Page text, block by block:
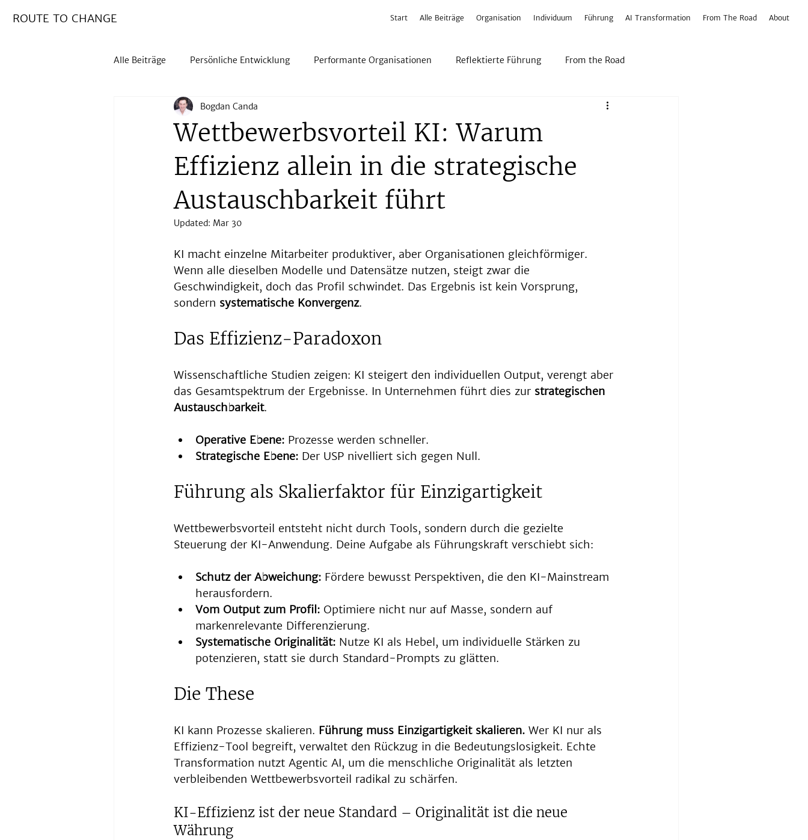
ROUTE TO CHANGE About
From The Road
AI Transformation
Führung
Individuum
Organisation
Alle Beiträge
Start
Alle Beiträge Persönliche Entwicklung Performante Organisationen Reflektierte Führung From the Road
AI Transformation
Wettbewerbsvorteil KI: Warum
Effizienz allein in die strategische
Austauschbarkeit führt
Bogdan Canda
Updated: Mar 30
KI macht einzelne Mitarbeiter produktiver, aber Organisationen gleichförmiger.
Wenn alle dieselben Modelle und Datensätze nutzen, steigt zwar die
Geschwindigkeit, doch das Profil schwindet. Das Ergebnis ist kein Vorsprung,
sondern systematische Konvergenz.
Das Effizienz-Paradoxon
Wissenschaftliche Studien zeigen: KI steigert den individuellen Output, verengt aber
das Gesamtspektrum der Ergebnisse. In Unternehmen führt dies zur strategischen
Austauschbarkeit.
Operative Ebene: Prozesse werden schneller.
Strategische Ebene: Der USP nivelliert sich gegen Null.
Führung als Skalierfaktor für Einzigartigkeit
Wettbewerbsvorteil entsteht nicht durch Tools, sondern durch die gezielte
Steuerung der KI-Anwendung. Deine Aufgabe als Führungskraft verschiebt sich:
Schutz der Abweichung: Fördere bewusst Perspektiven, die den KI-Mainstream
herausfordern.
Vom Output zum Profil: Optimiere nicht nur auf Masse, sondern auf
markenrelevante Differenzierung.
Systematische Originalität: Nutze KI als Hebel, um individuelle Stärken zu
potenzieren, statt sie durch Standard-Prompts zu glätten.
Die These
KI kann Prozesse skalieren. Führung muss Einzigartigkeit skalieren. Wer KI nur als
Effizienz-Tool begreift, verwaltet den Rückzug in die Bedeutungslosigkeit. Echte
Transformation nutzt Agentic AI, um die menschliche Originalität als letzten
verbleibenden Wettbewerbsvorteil radikal zu schärfen.
KI-Effizienz ist der neue Standard – Originalität ist die neue
Währung